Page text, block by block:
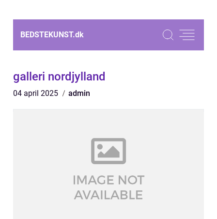
BEDSTEKUNST.dk
galleri nordjylland
04 april 2025 admin